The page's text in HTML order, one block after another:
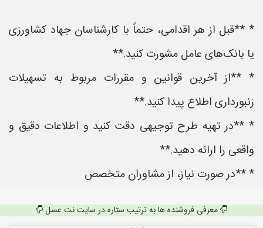
* **قبل از هر اقدامی، حتماً با کارشناسان جهاد کشاورزی
یا بانک‌های عامل مشورت کنید.**
* **از آخرین قوانین و مقررات مربوط به تسهیلات
زنبورداری اطلاع پیدا کنید.**
* **در تهیه طرح توجیهی دقت کنید و اطلاعات دقیق و
واقعی را ارائه دهید.**
* **در صورت نیاز، از مشاوران متخصص
معرفی فروشنده ها به ترتیب ستاره در سایت نت عسل